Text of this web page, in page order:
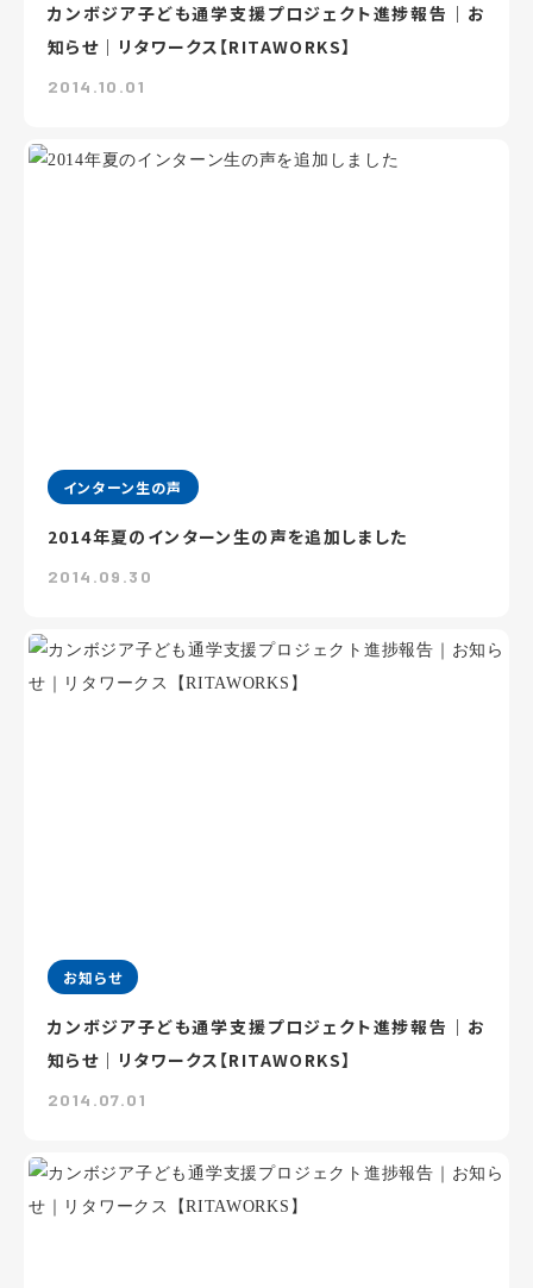
カンボジア子ども通学支援プロジェクト進捗報告｜お
知らせ｜リタワークス【RITAWORKS】
2014.10.01
インターン生の声
2014年夏のインターン生の声を追加しました
2014.09.30
お知らせ
カンボジア子ども通学支援プロジェクト進捗報告｜お
知らせ｜リタワークス【RITAWORKS】
2014.07.01